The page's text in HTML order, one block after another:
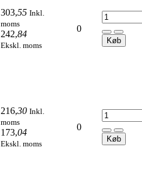
303,55 Inkl.
moms
242,84
Ekskl. moms
0
Køb
216,30 Inkl.
moms
173,04
Ekskl. moms
0
Køb